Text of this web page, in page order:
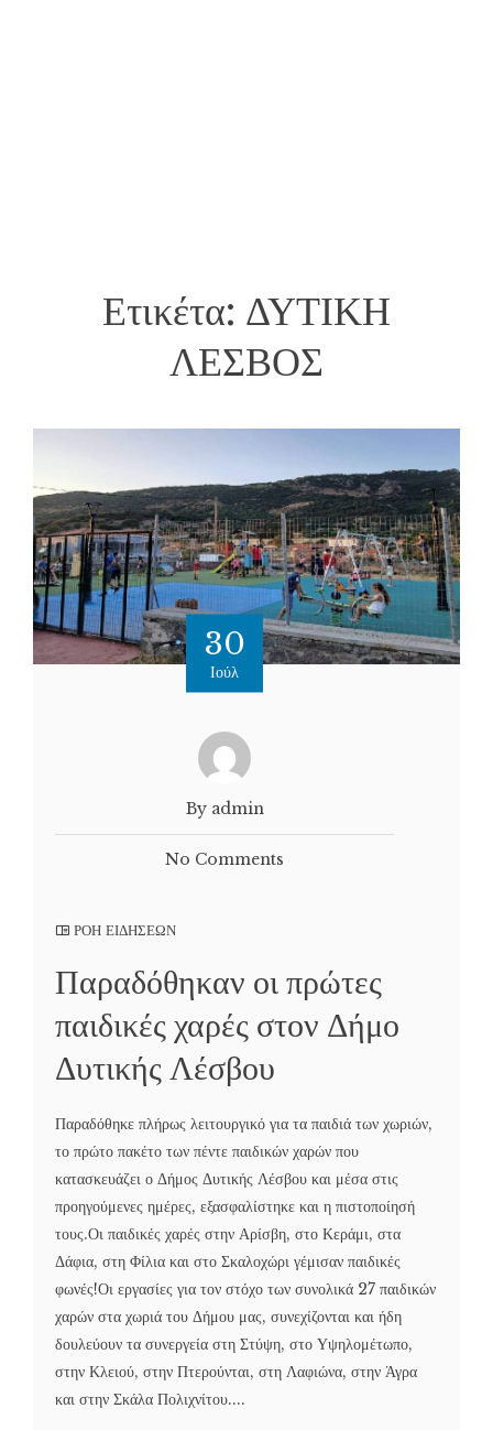
Ετικέτα: ΔΥΤΙΚΗ
ΛΕΣΒΟΣ
30
Ιούλ
By admin
No Comments
ΡΟΗ ΕΙΔΗΣΕΩΝ
Παραδόθηκαν οι πρώτες
παιδικές χαρές στον Δήμο
Δυτικής Λέσβου
Παραδόθηκε πλήρως λειτουργικό για τα παιδιά των χωριών,
το πρώτο πακέτο των πέντε παιδικών χαρών που
κατασκευάζει ο Δήμος Δυτικής Λέσβου και μέσα στις
προηγούμενες ημέρες, εξασφαλίστηκε και η πιστοποίησή
τους.Οι παιδικές χαρές στην Αρίσβη, στο Κεράμι, στα
Δάφια, στη Φίλια και στο Σκαλοχώρι γέμισαν παιδικές
φωνές!Οι εργασίες για τον στόχο των συνολικά 27 παιδικών
χαρών στα χωριά του Δήμου μας, συνεχίζονται και ήδη
δουλεύουν τα συνεργεία στη Στύψη, στο Υψηλομέτωπο,
στην Κλειού, στην Πτερούνται, στη Λαφιώνα, στην Άγρα
και στην Σκάλα Πολιχνίτου....